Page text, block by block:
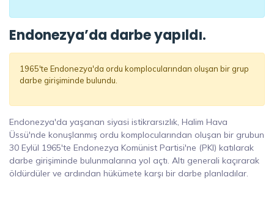
Endonezya’da darbe yapıldı.
1965'te Endonezya'da ordu komplocularından oluşan bir grup
darbe girişiminde bulundu.
Endonezya'da yaşanan siyasi istikrarsızlık, Halim Hava
Üssü'nde konuşlanmış ordu komplocularından oluşan bir grubun
30 Eylül 1965'te Endonezya Komünist Partisi'ne (PKI) katılarak
darbe girişiminde bulunmalarına yol açtı. Altı generali kaçırarak
öldürdüler ve ardından hükümete karşı bir darbe planladılar.